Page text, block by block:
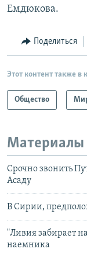
Емдюкова.
Поделиться
Этот контент также в
Общество
Материалы
Срочно звонить
Асаду
В Сирии,
"Ливия забирает
наемника